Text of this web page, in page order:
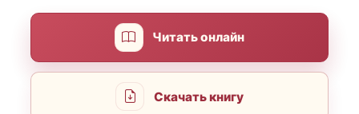
Читать онлайн
Скачать книгу